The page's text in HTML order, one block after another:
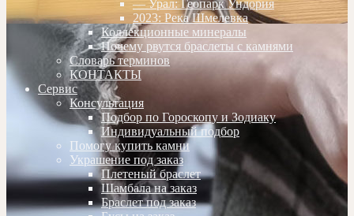
— Урал: Геопарк Ундория
2023: Река Шмелевка
Коллекционные минералы
Почему рвутся браслеты с камнями
Словарь терминов
КОНТАКТЫ
Сервис
Консультация
Подбор по Гороскопу и Зодиаку
Индивидуальный подбор
Помогу купить камни
Украшение под заказ
Плетеный браслет
Шамбала на заказ
Браслет под заказ